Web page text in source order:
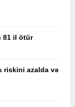
81 il ötür
riskini azalda və